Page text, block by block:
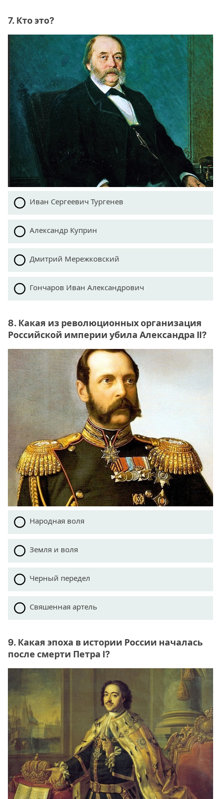
7. Кто это?
Иван Сергеевич Тургенев
Александр Куприн
Дмитрий Мережковский
Гончаров Иван Александрович
8. Какая из революционных организация
Российской империи убила Александра II?
Народная воля
Земля и воля
Черный передел
Свяшенная артель
9. Какая эпоха в истории России началась
после смерти Петра I?